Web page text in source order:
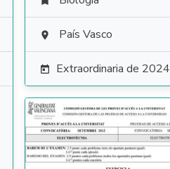
 País Vasco
 Extraordinaria de 2024